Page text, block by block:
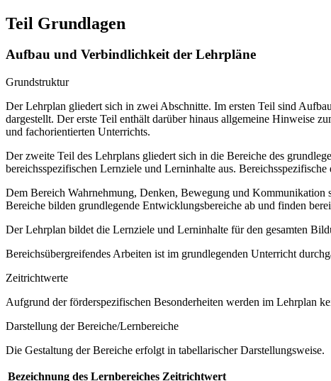
Teil Grundlagen
Aufbau und Verbindlichkeit der Lehrpläne
Grundstruktur
Der Lehrplan gliedert sich in zwei Abschnitte. Im ersten Teil sind
dargestellt. Der erste Teil enthält darüber hinaus allgemeine Hinweise
und fachorientierten Unterrichts.
Der zweite Teil des Lehrplans gliedert sich in die Bereiche des
bereichsspezifischen Lernziele und Lerninhalte aus.
Dem Bereich Wahrnehmung, Denken, Bewegung und
Bereiche bilden grundlegende Entwicklungsbereiche ab und finden
Der Lehrplan bildet die Lernziele und Lerninhalte für den gesamten
Bereichsübergreifendes Arbeiten ist im grundlegenden Unterricht
Zeitrichtwerte
Aufgrund der förderspezifischen Besonderheiten werden im Lehrplan
Darstellung der Bereiche/Lernbereiche
Die Gestaltung der Bereiche erfolgt in tabellarischer Darstellungsweise.
Bezeichnung des Lernbereiches Zeitrichtwert